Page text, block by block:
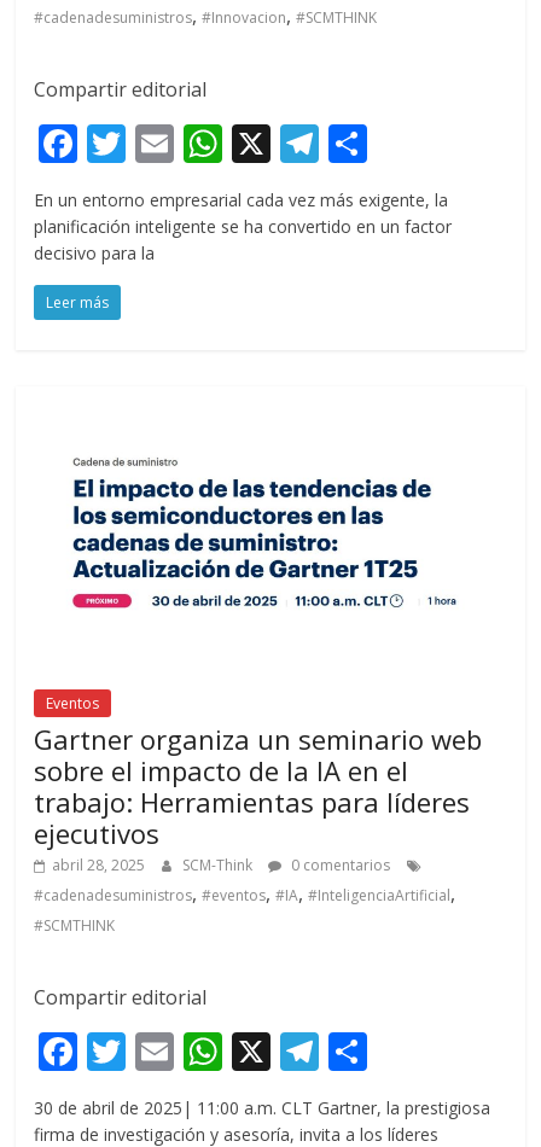
#cadenadesuministros,#Innovacion,#SCMTHINK
Compartir editorial
F
ac
e
b
o
o
T
itt
er
E
ai
W
h
at
X T
el
e
o
m
En un entorno empresarial cada vez más exigente, la
planificación inteligente se ha convertido en un factor
decisivo para la
Leer más
Eventos
Gartner organiza un seminario web
sobre el impacto de la IA en el
trabajo: Herramientas para líderes
ejecutivos
abril 28, 2025 SCM-Think
0 comentarios
#cadenadesuministros,#eventos,#IA,#InteligenciaArtificial,
#SCMTHINK
Compartir editorial
F
ac
e
T
w
itt
E
m
ai
W
h
at
X T
el
e
o
m
30 de abril de 2025| 11:00 a.m. CLT Gartner, la prestigiosa
firma de investigación y asesoría, invita a los líderes